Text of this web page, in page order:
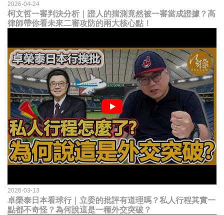
2026-04-24
柯文哲一審判決分析｜證人的揣測竟然被一審當成證據？高
律師帶你看未來二審攻防的兩大核心點！
2026-03-13
卓榮泰日本看球行｜立委的批評有道理嗎？私人行程其實一
點都不奇怪？為何說這是一種外交突破？